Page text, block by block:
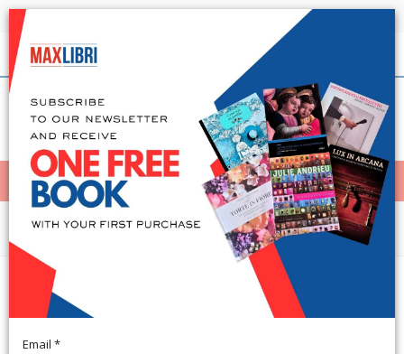
Shipping in 24h for all available books
English
< Home
MENÙ
Arts and Architecture
L'Accademia di Belle Arti di
Carrara e il Suo Patrimonio
Email *